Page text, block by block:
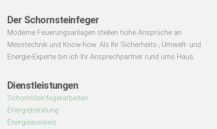
Der Schornsteinfeger
Moderne Feuerungsanlagen stellen hohe Ansprüche an
Messtechnik und Know-how. Als Ihr Sicherheits-, Umwelt- und
Energie-Experte bin ich Ihr Ansprechpartner rund ums Haus.
Dienstleistungen
Schornsteinfegerarbeiten
Energieberatung
Energieausweis